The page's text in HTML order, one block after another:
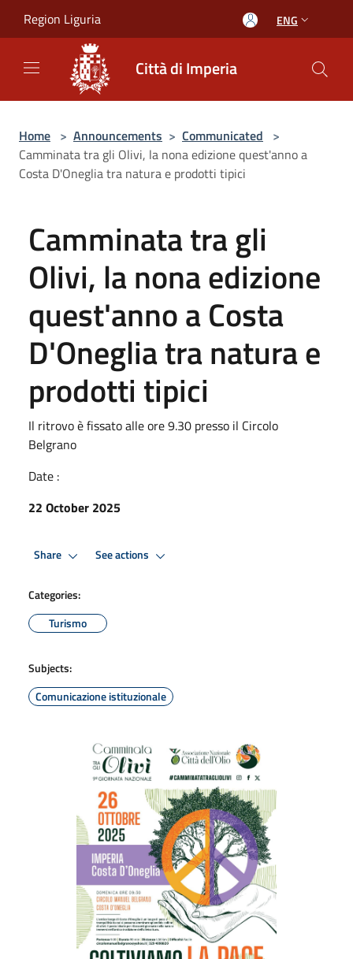
Region Liguria ENG
Città di Imperia
Home > Announcements > Communicated >
Camminata tra gli Olivi, la nona edizione quest'anno a
Costa D'Oneglia tra natura e prodotti tipici
Camminata tra gli
Olivi, la nona edizione
quest'anno a Costa
D'Oneglia tra natura e
prodotti tipici
Il ritrovo è fissato alle ore 9.30 presso il Circolo
Belgrano
Date :
22 October 2025
Share See actions
Categories:
Turismo
Subjects:
Comunicazione istituzionale